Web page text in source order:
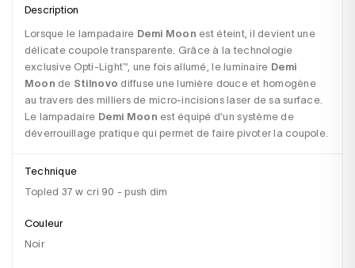
Description
Lorsque le lampadaire Demi Moon est éteint, il devient une
délicate coupole transparente. Grâce à la technologie
exclusive Opti-Light™, une fois allumé, le luminaire Demi
Moon de Stilnovo diffuse une lumière douce et homogène
au travers des milliers de micro-incisions laser de sa surface.
Le lampadaire Demi Moon est équipé d’un système de
déverrouillage pratique qui permet de faire pivoter la coupole.
Technique
topled 37 w cri 90 - push dim
Couleur
Noir